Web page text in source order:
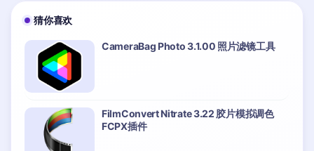
猜你喜欢
CameraBag Photo 3.1.00 照片滤镜工具
FilmConvert Nitrate 3.22 胶片模拟调色
FCPX插件